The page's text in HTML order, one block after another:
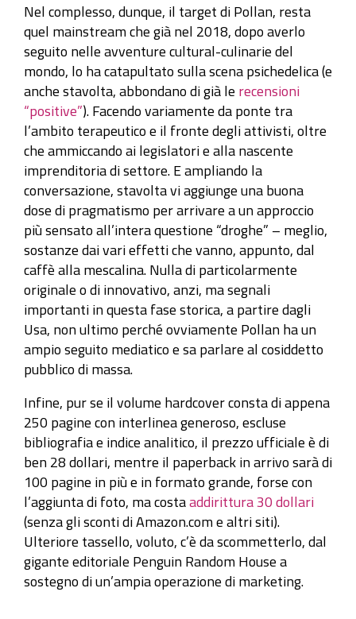
Nel complesso, dunque, il target di Pollan, resta
quel mainstream che già nel 2018, dopo averlo
seguito nelle avventure cultural-culinarie del
mondo, lo ha catapultato sulla scena psichedelica (e
anche stavolta, abbondano di già le recensioni
“positive”). Facendo variamente da ponte tra
l’ambito terapeutico e il fronte degli attivisti, oltre
che ammiccando ai legislatori e alla nascente
imprenditoria di settore. E ampliando la
conversazione, stavolta vi aggiunge una buona
dose di pragmatismo per arrivare a un approccio
più sensato all’intera questione “droghe” – meglio,
sostanze dai vari effetti che vanno, appunto, dal
caffè alla mescalina. Nulla di particolarmente
originale o di innovativo, anzi, ma segnali
importanti in questa fase storica, a partire dagli
Usa, non ultimo perché ovviamente Pollan ha un
ampio seguito mediatico e sa parlare al cosiddetto
pubblico di massa.
Infine, pur se il volume hardcover consta di appena
250 pagine con interlinea generoso, escluse
bibliografia e indice analitico, il prezzo ufficiale è di
ben 28 dollari, mentre il paperback in arrivo sarà di
100 pagine in più e in formato grande, forse con
l’aggiunta di foto, ma costaaddirittura 30 dollari
(senza gli sconti di Amazon.com e altri siti).
Ulteriore tassello, voluto, c’è da scommetterlo, dal
gigante editoriale Penguin Random House a
sostegno di un’ampia operazione di marketing.